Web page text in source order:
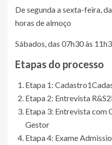
De segunda a sexta-feira,
horas de almoço
Sábados, das 07h30 às
Etapas do processo
Etapa 1: Cadastro1
Etapa 2: Entrevista R&S2
Etapa 3: Entrevista com
Gestor
Etapa 4: Exame